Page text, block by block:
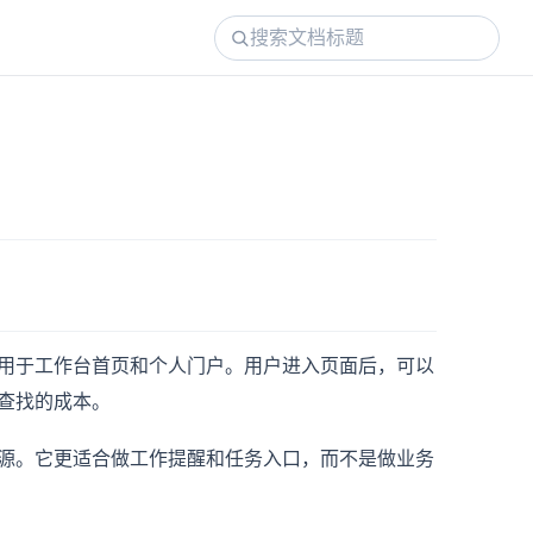
于工作台首页和个人门户。用户进入页面后，可以
找的成本。
。它更适合做工作提醒和任务入口，而不是做业务